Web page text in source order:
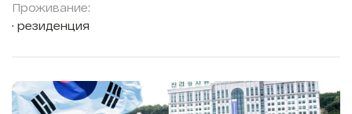
Проживание:
резиденция